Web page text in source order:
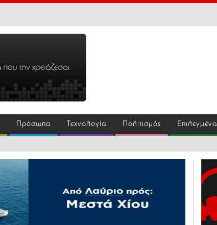
Πρόσωπα Τεχνολογία Πολιτισμός Επιλεγμένα